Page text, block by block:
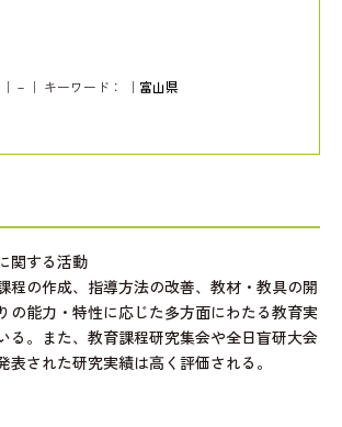
｜－｜ キーワード： 富山県
関する活動
程の作成、指導方法の改善、教材・教具の開
の能力・特性に応じた多方面にわたる教育実
る。また、教育課程研究集会や全日盲研大会
表された研究実績は高く評価される。